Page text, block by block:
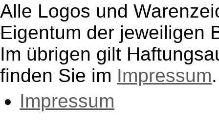
Alle Logos und
Eigentum der jeweiligen
Im übrigen gilt
finden Sie im Impressum.
Impressum